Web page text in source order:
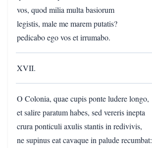
vos, quod milia multa basiorum
legistis, male me marem putatis?
pedicabo ego vos et irrumabo.
XVII.
O Colonia, quae cupis ponte ludere longo,
et salire paratum habes, sed vereris inepta
crura ponticuli axulis stantis in redivivis,
ne supinus eat cavaque in palude recumbat: